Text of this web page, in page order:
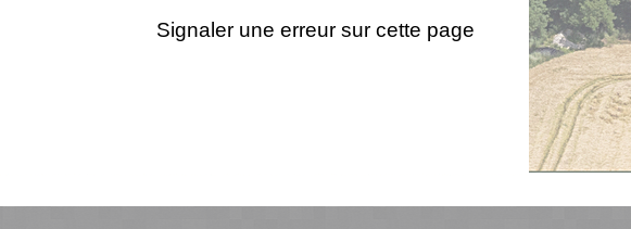
Signaler une erreur sur cette page